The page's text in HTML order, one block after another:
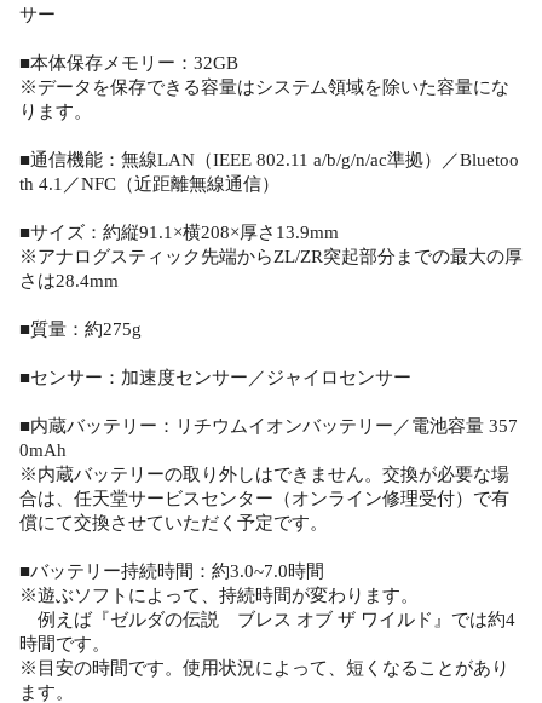
サー
■本体保存メモリー：32GB
※データを保存できる容量はシステム領域を除いた容量にな
ります。
■通信機能：無線LAN（IEEE 802.11 a/b/g/n/ac準拠）／Bluetoo
th 4.1／NFC（近距離無線通信）
■サイズ：約縦91.1×横208×厚さ13.9mm
※アナログスティック先端からZL/ZR突起部分までの最大の厚
さは28.4mm
■質量：約275g
■センサー：加速度センサー／ジャイロセンサー
■内蔵バッテリー：リチウムイオンバッテリー／電池容量 357
0mAh
※内蔵バッテリーの取り外しはできません。交換が必要な場
合は、任天堂サービスセンター（オンライン修理受付）で有
償にて交換させていただく予定です。
■バッテリー持続時間：約3.0~7.0時間
※遊ぶソフトによって、持続時間が変わります。
例えば『ゼルダの伝説 ブレス オブ ザ ワイルド』では約4
時間です。
※目安の時間です。使用状況によって、短くなることがあり
ます。